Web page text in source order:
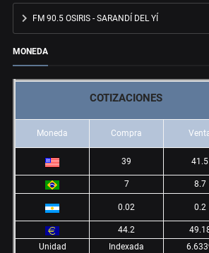
FM 90.5 OSIRIS - SARANDÍ DEL YÍ
MONEDA
COTIZACIONES
Moneda Compra
39 41.5
7 8.7
0.02 0.2
44.2
Unidad
Indexada